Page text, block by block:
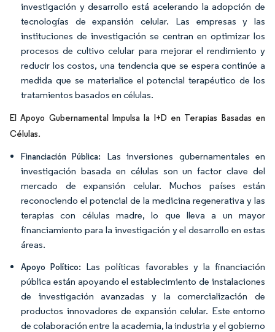
investigación y desarrollo está acelerando la adopción de
tecnologías de expansión celular. Las empresas y las
instituciones de investigación se centran en optimizar los
procesos de cultivo celular para mejorar el rendimiento y
reducir los costos, una tendencia que se espera continúe a
medida que se materialice el potencial terapéutico de los
tratamientos basados en células.
El Apoyo Gubernamental Impulsa la I+D en Terapias Basadas en
Células.
Financiación Pública: Las inversiones gubernamentales en
investigación basada en células son un factor clave del
mercado de expansión celular. Muchos países están
reconociendo el potencial de la medicina regenerativa y las
terapias con células madre, lo que lleva a un mayor
financiamiento para la investigación y el desarrollo en estas
áreas.
Apoyo Político: Las políticas favorables y la financiación
pública están apoyando el establecimiento de instalaciones
de investigación avanzadas y la comercialización de
productos innovadores de expansión celular. Este entorno
de colaboración entre la academia, la industria y el gobierno